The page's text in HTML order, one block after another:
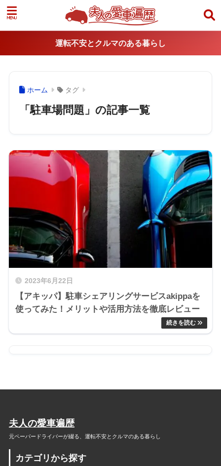
運転不安とクルマのある暮らし
ホーム タグ
「駐車場問題」の記事一覧
2023年6月22日
【アキッパ】駐車シェアリングサービスakippaを
使ってみた！メリットや活用方法を徹底レビュー
夫人の愛車遍歴
元ペーパードライバーが綴る、 運転不安とクルマのある暮らし
カテゴリから探す